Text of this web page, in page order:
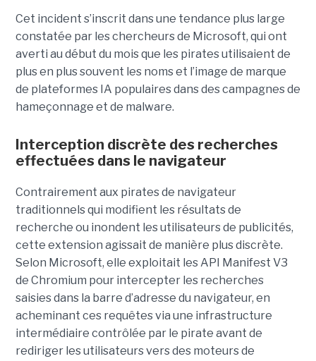
Cet incident s’inscrit dans une tendance plus large
constatée par les chercheurs de Microsoft, qui ont
averti au début du mois que les pirates utilisaient de
plus en plus souvent les noms et l’image de marque
de plateformes IA populaires dans des campagnes de
hameçonnage et de malware.
Interception discrète des recherches
effectuées dans le navigateur
Contrairement aux pirates de navigateur
traditionnels qui modifient les résultats de
recherche ou inondent les utilisateurs de publicités,
cette extension agissait de manière plus discrète.
Selon Microsoft, elle exploitait les API Manifest V3
de Chromium pour intercepter les recherches
saisies dans la barre d’adresse du navigateur, en
acheminant ces requêtes via une infrastructure
intermédiaire contrôlée par le pirate avant de
rediriger les utilisateurs vers des moteurs de